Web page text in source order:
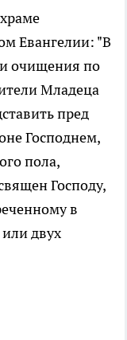
Евангелии: "В
очищения по
Младеца
пред
Господнем,
пола,
Господу,
в
двух